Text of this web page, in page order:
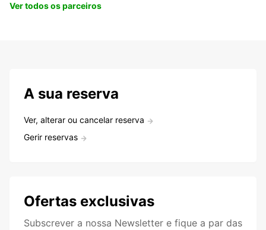
Ver todos os parceiros
A sua reserva
Ver, alterar ou cancelar reserva
Gerir reservas
Ofertas exclusivas
Subscrever a nossa Newsletter e fique a par das